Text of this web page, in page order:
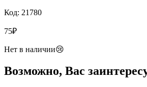
Код: 21780
75₽
Нет в наличии😢
Возможно, Вас